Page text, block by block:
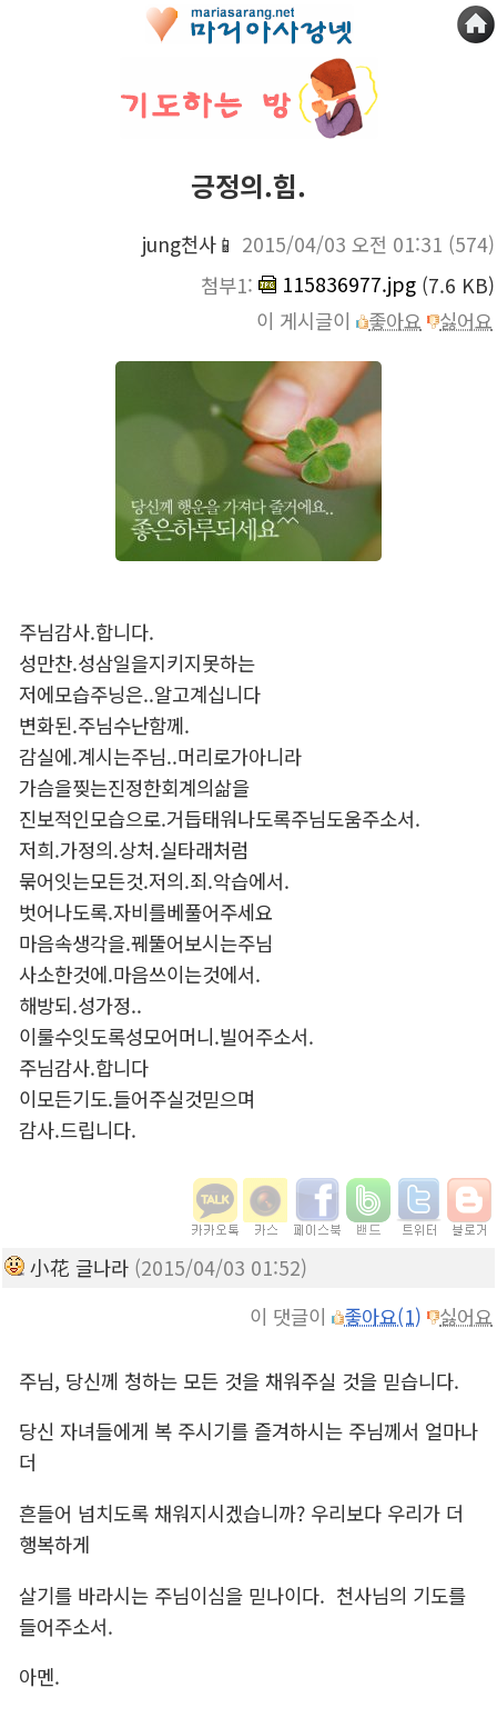
긍정의.힘.
jung천사📱 2015/04/03 오전 01:31 (574)
첨부1:
115836977.jpg (7.6 KB)
이 게시글이
좋아요 싫어요
주님감사.합니다.
성만찬.성삼일을지키지못하는
저에모습주닝은..알고계십니다
변화된.주님수난함께.
감실에.계시는주님..머리로가아니라
가슴을찢는진정한회계의삶을
진보적인모습으로.거듭태워나도록주님도움주소서.
저희.가정의.상처.실타래처럼
묶어잇는모든것.저의.죄.악습에서.
벗어나도록.자비를베풀어주세요
마음속생각을.꿰뚤어보시는주님
사소한것에.마음쓰이는것에서.
해방되.성가정..
이룰수잇도록성모어머니.빌어주소서.
주님감사.합니다
이모든기도.들어주실것믿으며
감사.드립니다.
小花 글나라 (2015/04/03 01:52)
이 댓글이
좋아요(1) 싫어요
주님, 당신께 청하는 모든 것을 채워주실 것을 믿습니다.
당신 자녀들에게 복 주시기를 즐겨하시는 주님께서 얼마나
더
흔들어 넘치도록 채워지시겠습니까? 우리보다 우리가 더
행복하게
살기를 바라시는 주님이심을 믿나이다. 천사님의 기도를
들어주소서.
아멘.